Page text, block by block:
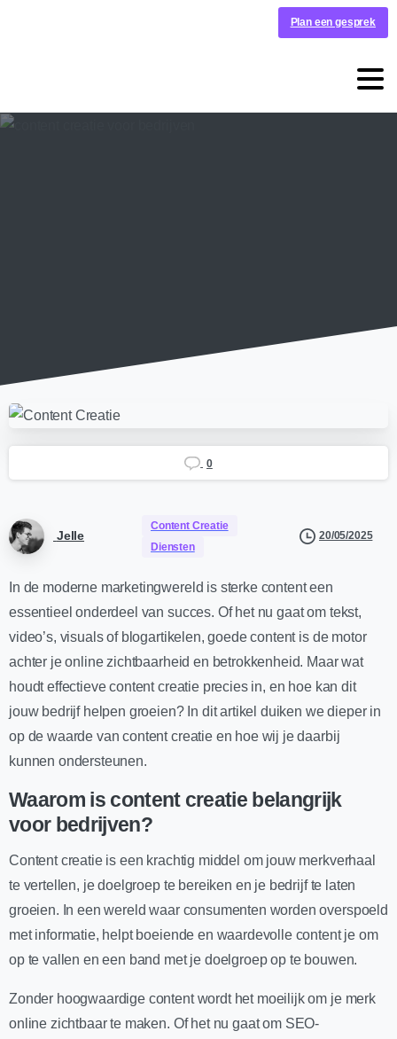
Plan een gesprek
0
Jelle
Content Creatie
Diensten
20/05/2025
In de moderne marketingwereld is sterke content een
essentieel onderdeel van succes. Of het nu gaat om tekst,
video’s, visuals of blogartikelen, goede content is de motor
achter je online zichtbaarheid en betrokkenheid. Maar wat
houdt effectieve content creatie precies in, en hoe kan dit
jouw bedrijf helpen groeien? In dit artikel duiken we dieper in
op de waarde van content creatie en hoe wij je daarbij
kunnen ondersteunen.
Waarom is content creatie belangrijk
voor bedrijven?
Content creatie is een krachtig middel om jouw merkverhaal
te vertellen, je doelgroep te bereiken en je bedrijf te laten
groeien. In een wereld waar consumenten worden overspoeld
met informatie, helpt boeiende en waardevolle content je om
op te vallen en een band met je doelgroep op te bouwen.
Zonder hoogwaardige content wordt het moeilijk om je merk
online zichtbaar te maken. Of het nu gaat om SEO-